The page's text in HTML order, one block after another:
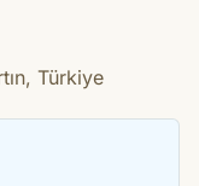
Türkiye